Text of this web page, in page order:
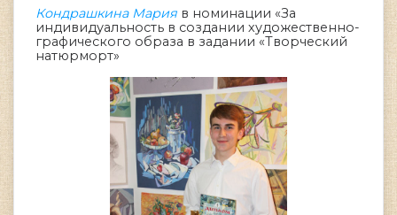
Кондрашкина Мария в номинации «За
индивидуальность в создании художественно-
графического образа в задании «Творческий
натюрморт»